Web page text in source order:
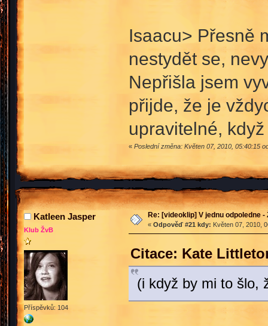
Isaacu> Přesně
nestydět se,
Nepřišla jsem
přijde, že je
upravitelné,
« Poslední změna: Květen 07, 2010, 05:40:15
Katleen Jasper
Klub ŽvB
Příspěvků: 104
Re: [videoklip] V jednu odpoledne
« Odpověď #21 kdy: Květen 07, 2010,
Citace: Kate
(i když by mi to šlo,